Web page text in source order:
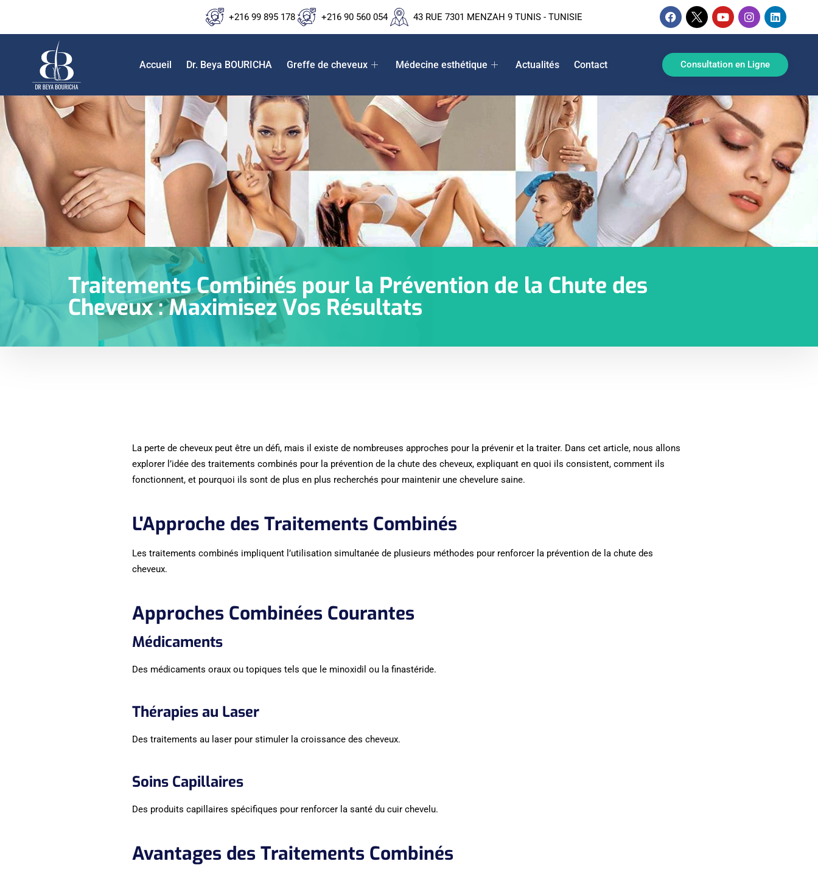
+216 99 895 178 +216 90 560 054 43 RUE 7301 MENZAH 9 TUNIS - TUNISIE
Accueil Dr. Beya BOURICHA Greffe de cheveux Médecine esthétique Actualités Contact Consultation en Ligne
Traitements Combinés pour la Prévention de la Chute des
Cheveux : Maximisez Vos Résultats
La perte de cheveux peut être un défi, mais il existe de nombreuses approches pour la prévenir et la traiter. Dans cet article, nous allons
explorer l’idée des traitements combinés pour la prévention de la chute des cheveux, expliquant en quoi ils consistent, comment ils
fonctionnent, et pourquoi ils sont de plus en plus recherchés pour maintenir une chevelure saine.
L'Approche des Traitements Combinés
Les traitements combinés impliquent l’utilisation simultanée de plusieurs méthodes pour renforcer la prévention de la chute des
cheveux.
Approches Combinées Courantes
Médicaments
Des médicaments oraux ou topiques tels que le minoxidil ou la finastéride.
Thérapies au Laser
Des traitements au laser pour stimuler la croissance des cheveux.
Soins Capillaires
Des produits capillaires spécifiques pour renforcer la santé du cuir chevelu.
Avantages des Traitements Combinés